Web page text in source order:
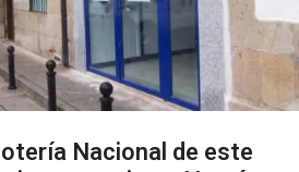
Nacional de este